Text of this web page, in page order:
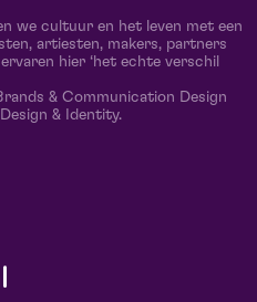
we cultuur en het leven met een
artiesten, makers, partners
hier ‘het echte verschil
& Communication Design
& Identity.